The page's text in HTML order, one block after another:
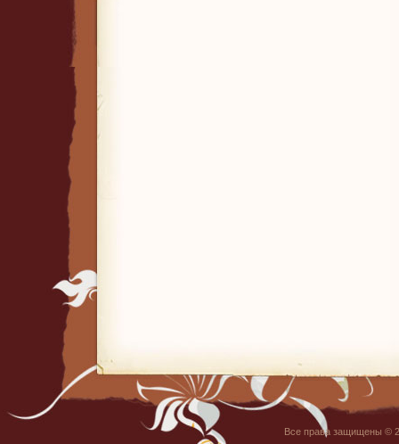
Все права защищены ©